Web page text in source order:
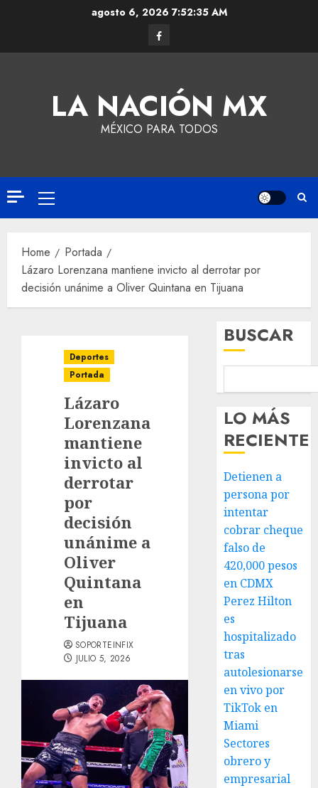
agosto 6, 2026 7:52:36 AM
LA NACIÓN MX
MÉXICO PARA TODOS
Home
Portada
Lázaro Lorenzana mantiene invicto al derrotar por
decisión unánime a Oliver Quintana en Tijuana
Deportes
Portada
Lázaro
Lorenzana
mantiene
invicto al
derrotar
por
decisión
unánime a
Oliver
Quintana
en
Tijuana
SOPORTEINFIX
JULIO 5, 2026
BUSCAR
LO MÁS
RECIENTE
Detienen a
persona por
intentar
cobrar cheque
falso de
420,000 pesos
en CDMX
Perez Hilton
es
hospitalizado
tras
autolesionarse
en vivo por
TikTok en
Miami
Sectores
obrero y
empresarial